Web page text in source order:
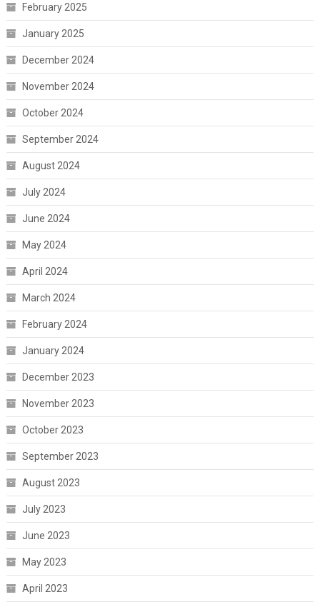
February 2025
January 2025
December 2024
November 2024
October 2024
September 2024
August 2024
July 2024
June 2024
May 2024
April 2024
March 2024
February 2024
January 2024
December 2023
November 2023
October 2023
September 2023
August 2023
July 2023
June 2023
May 2023
April 2023